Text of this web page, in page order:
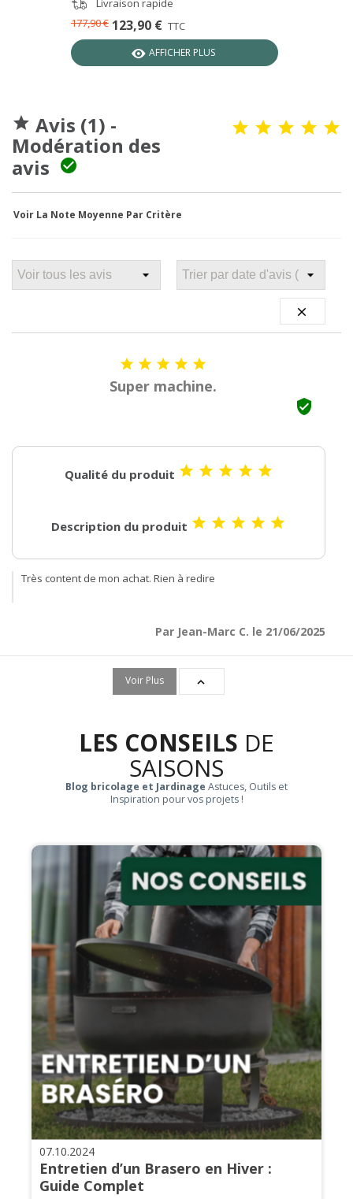
Livraison rapide
123,90 € TTC
177,90 €
AFFICHER PLUS
 Avis (1) -
Modération des
avis

Voir La Note Moyenne Par Critère

    
Super machine.

Qualité du produit     
Description du produit     
Très content de mon achat. Rien à redire
Par Jean-Marc C. le 21/06/2025
Voir Plus 
LES CONSEILS DE
SAISONS
Blog bricolage et Jardinage Astuces, Outils et
Inspiration pour vos projets !
07.10.2024
Entretien d’un Brasero en Hiver :
Guide Complet